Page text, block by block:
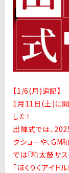
【1/6(月)追記】
1月11日(土)に
した！
出陣式では、
クショーや、GM
では「和太鼓サ
「ほくりくアイド